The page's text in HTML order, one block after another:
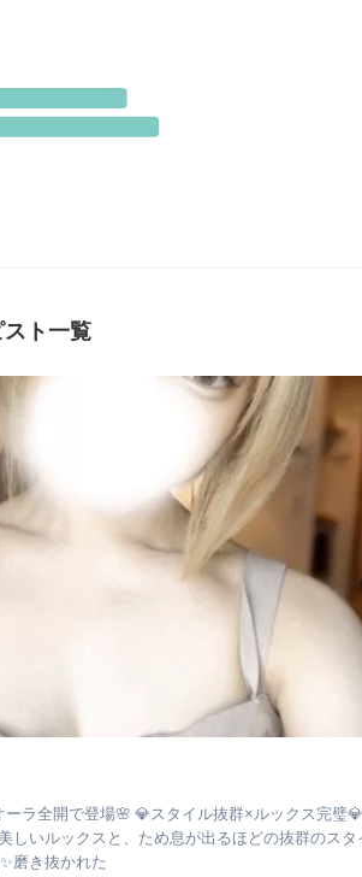
ト一覧
ーラ全開で登場🌸 💎スタイル抜群×ルックス完璧
しいルックスと、ため息が出るほどの抜群のスタ
磨き抜かれた